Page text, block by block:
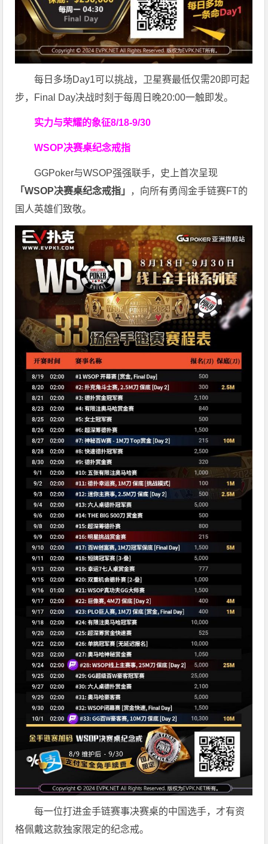
每日多场Day1可以挑战，卫星赛最低仅需20即可起
步，Final Day决战时刻于每周日晚20:00一触即发。
实力与荣耀的象征8/18-9/30
WSOP决赛桌纪念戒指
GGPoker与WSOP强强联手，史上首次呈现
「WSOP决赛桌纪念戒指」 ，向所有勇闯金手链赛FT的
国人英雄们致敬。
每一位打进金手链赛事决赛桌的中国选手，才有资
格佩戴这款独家限定的纪念戒。